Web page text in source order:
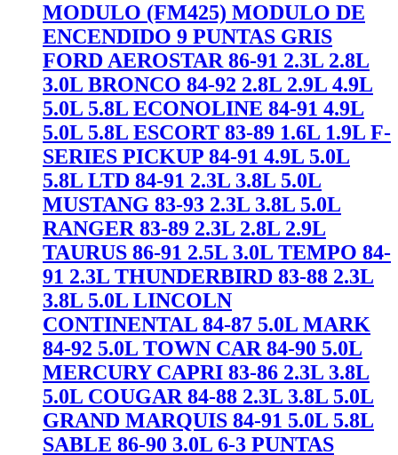
MODULO (FM425) MODULO DE
ENCENDIDO 9 PUNTAS GRIS
FORD AEROSTAR 86-91 2.3L 2.8L
3.0L BRONCO 84-92 2.8L 2.9L 4.9L
5.0L 5.8L ECONOLINE 84-91 4.9L
5.0L 5.8L ESCORT 83-89 1.6L 1.9L F-
SERIES PICKUP 84-91 4.9L 5.0L
5.8L LTD 84-91 2.3L 3.8L 5.0L
MUSTANG 83-93 2.3L 3.8L 5.0L
RANGER 83-89 2.3L 2.8L 2.9L
TAURUS 86-91 2.5L 3.0L TEMPO 84-
91 2.3L THUNDERBIRD 83-88 2.3L
3.8L 5.0L LINCOLN
CONTINENTAL 84-87 5.0L MARK
84-92 5.0L TOWN CAR 84-90 5.0L
MERCURY CAPRI 83-86 2.3L 3.8L
5.0L COUGAR 84-88 2.3L 3.8L 5.0L
GRAND MARQUIS 84-91 5.0L 5.8L
SABLE 86-90 3.0L 6-3 PUNTAS